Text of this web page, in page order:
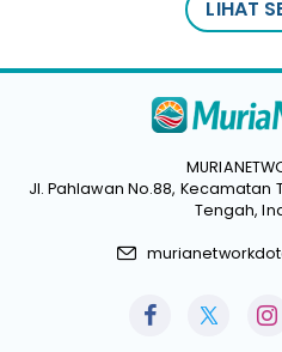
LIHAT
Jl. Pahlawan No.88, Kecamatan
Tengah,